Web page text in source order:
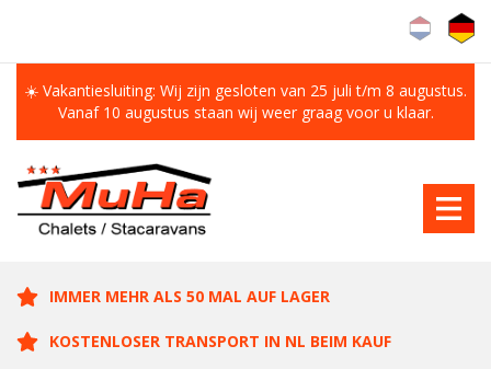
☀️ Vakantiesluiting: Wij zijn gesloten van 25 juli t/m 8 augustus.
Vanaf 10 augustus staan wij weer graag voor u klaar.
IMMER MEHR ALS 50 MAL AUF LAGER
KOSTENLOSER TRANSPORT IN NL BEIM KAUF